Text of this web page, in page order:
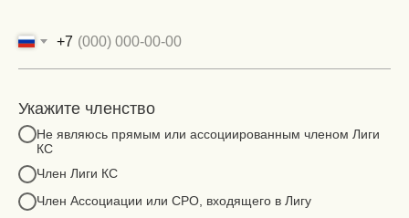
+7
Укажите членство
Не являюсь прямым или ассоциированным членом Лиги
КС
Член Лиги КС
Член Ассоциации или СРО, входящего в Лигу